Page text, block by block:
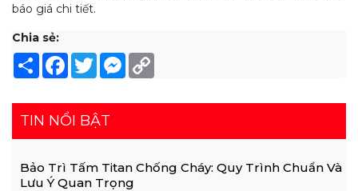
báo giá chi tiết.
Chia sẻ:
Share Facebook
TwitterMessenger
TIN NỔI BẬT
Bảo Trì Tấm Titan Chống Cháy: Quy Trình Chuẩn Và
Lưu Ý Quan Trọng